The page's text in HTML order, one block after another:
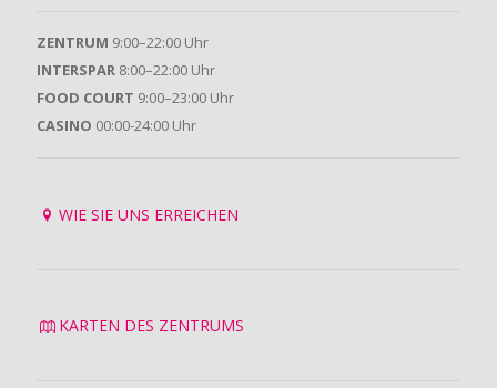
ZENTRUM 9:00–22:00 Uhr
INTERSPAR 8:00–22:00 Uhr
FOOD COURT 9:00–23:00 Uhr
CASINO 00:00-24:00 Uhr
WIE SIE UNS ERREICHEN
KARTEN DES ZENTRUMS